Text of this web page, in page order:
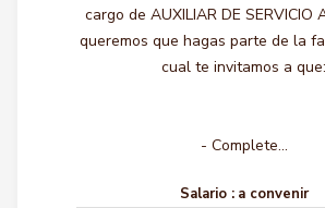
cargo de AUXILIAR DE SERVICIO
queremos que hagas parte de la
cual te invitamos a que:
- Complete...
Salario : a convenir